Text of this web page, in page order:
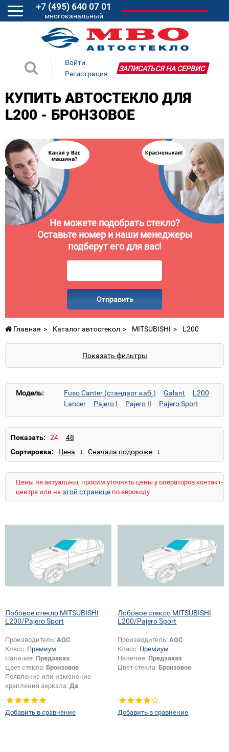
+7 (495) 640 07 01
многоканальный
Войти
Регистрация
ЗАПИСАТЬСЯ НА СЕРВИС
КУПИТЬ АВТОСТЕКЛО ДЛЯ
L200 - БРОНЗОВОЕ
Не можете подобрать стекло?
Оставьте номер и наши менеджеры
подберут его для вас!
Отправить
Главная Каталог автостекол MITSUBISHI L200
Показать фильтры
Модель: Fuso Canter (стандарт каб.) Galant
L200
Lancer
Pajero I Pajero II
Pajero Sport
Показать:
Сортировка:
Цены не актуальны, просим уточнять цены у операторов контакт-
центра или на этой странице по еврокоду
Лобовое стекло MITSUBISHI
L200/Pajero Sport
Производитель: AGC
Класс: Премиум
Наличие: Предзаказ
Цвет стекла: Бронзовое
Появление или изменение
крепления зеркала: Да
Добавить в сравнение
Лобовое стекло MITSUBISHI
L200/Pajero Sport
Производитель:AGC
Класс: Премиум
Наличие: Предзаказ
Цвет стекла: Бронзовое
Добавить в сравнение